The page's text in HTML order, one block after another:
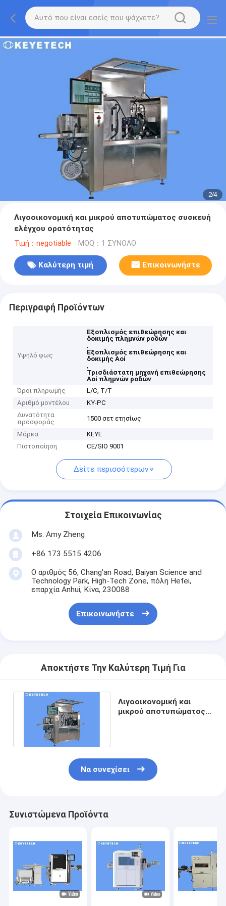
2/4
Λιγοοικονομική και μικρού αποτυπώματος συσκευή
ελέγχου ορατότητας
Τιμή：negotiable MOQ：1 ΣΥΝΟΛΟ
Καλύτερη τιμή Επικοινωνήστε
Περιγραφή Προϊόντων
Υψηλό φως
Εξοπλισμός επιθεώρησης και
δοκιμής πλημνών ροδών
,
Εξοπλισμός επιθεώρησης και
δοκιμής Aoi
,
Τρισδιάστατη μηχανή επιθεώρησης
Aoi πλημνών ροδών
Όροι πληρωμής
L/C, T/T
Αριθμό μοντέλου
ΚΥ-PC
Δυνατότητα
προσφοράς
1500 σετ ετησίως
Μάρκα
KEYE
Πιστοποίηση
CE/SIO 9001
Δείτε περισσότερων
Στοιχεία Επικοινωνίας
Ms. Amy Zheng
+86 173 5515 4206
Ο αριθμός 56, Chang'an Road, Baiyan Science and
Technology Park, High-Tech Zone, πόλη Hefei,
επαρχία Anhui, Κίνα, 230088
Επικοινωνήστε
Αποκτήστε Την Καλύτερη Τιμή Για
Λιγοοικονομική και
μικρού αποτυπώματος
Να συνεχίσει
Συνιστώμενα Προϊόντα